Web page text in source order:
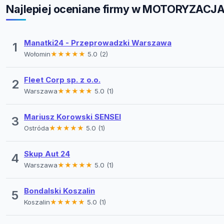
Najlepiej oceniane firmy w
1 Manatki24 - Przeprowadzki Warszawa
Wołomin★★★★★ 5.0 (2)
2 Fleet Corp sp. z o.o.
Warszawa★★★★★ 5.0 (1)
3 Mariusz Korowski SENSEI
Ostróda★★★★★ 5.0 (1)
4 Skup Aut 24
Warszawa★★★★★ 5.0 (1)
5 Bondalski Koszalin
Koszalin★★★★★ 5.0 (1)